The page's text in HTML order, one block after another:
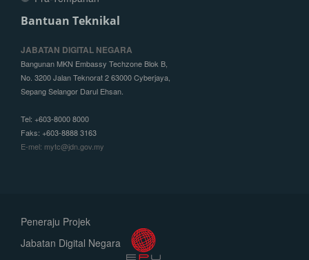
Bantuan Teknikal
JABATAN DIGITAL NEGARA
Bangunan MKN Embassy Techzone Blok B,
No. 3200 Jalan Teknorat 2 63000 Cyberjaya,
Sepang Selangor Darul Ehsan.
Tel: +603-8000 8000
Faks: +603-8888 3163
E-mel: mytc@jdn.gov.my
Peneraju Projek
Jabatan Digital Negara